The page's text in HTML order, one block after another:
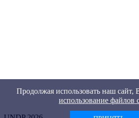
Продолжая использовать наш сайт,
использование файлов